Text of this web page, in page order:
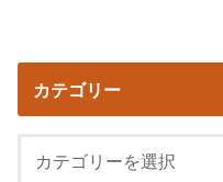
カテゴリー